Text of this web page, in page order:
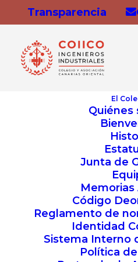
Transparencia
El
Quiénes
Junta de
Memorias
Código
Reglamento de
Identidad
Sistema Interno
Política
Fecha de inicio:
Fecha de finalización:
Iniciativa:Consejería
Conocimiento y